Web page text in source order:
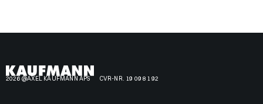
2026 @AXEL KAUFMANN APS CVR-NR. 19 09 81 92